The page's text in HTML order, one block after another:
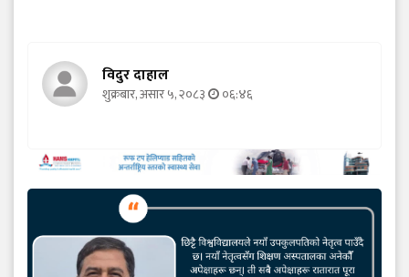
विदुर दाहाल
शुक्रबार, असार ५, २०८३ ०६:४६